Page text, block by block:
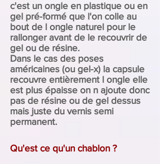
c'est un ongle en plastique ou en
gel pré-formé que l'on colle au
bout de l ongle naturel pour le
rallonger avant de le recouvrir de
gel ou de résine.
Dans le cas des poses
américaines (ou gel-x) la capsule
recouvre entièrement l ongle elle
est plus épaisse on n ajoute donc
pas de résine ou de gel dessus
mais juste du vernis semi
permanent.
Qu'est ce qu'un chablon ?